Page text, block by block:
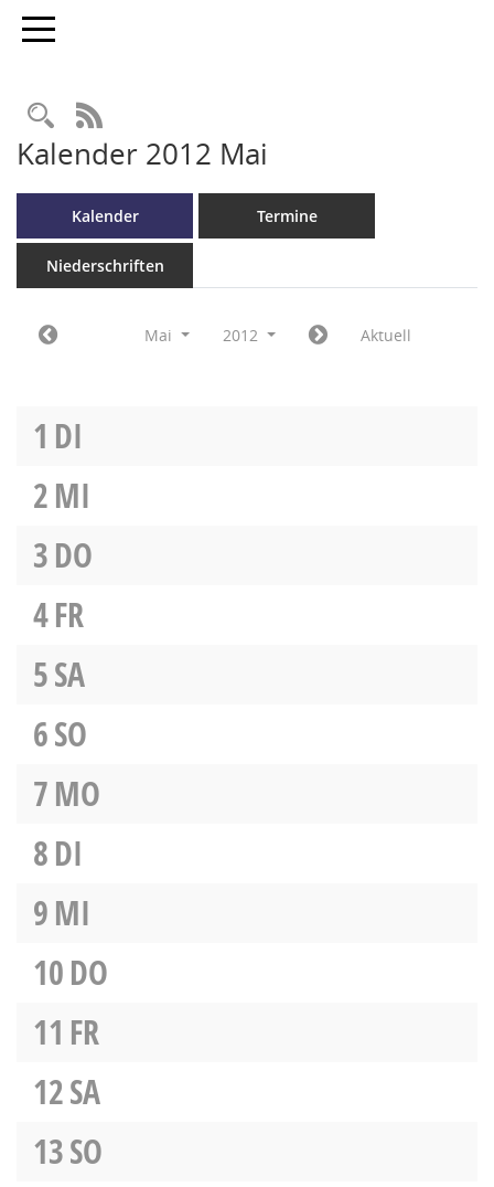
Toggle navigation
RSS-Feed
Kalender 2012 Mai
Kalender Termine
Niederschriften
Mai 2012 Aktuell
1 DI
2MI
3DO
4FR
5SA
6SO
7MO
8DI
9MI
10DO
11 FR
12SA
13SO